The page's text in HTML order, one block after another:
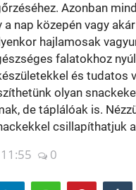
Azonban
nap közepén vagy
hajlamosak
falatokhoz
és tudatos
olyan
de táplálóak is.
csillapíthatjuk
0